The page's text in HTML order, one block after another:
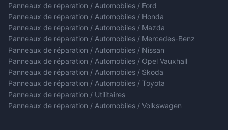
Panneaux de réparation / Automobiles / Ford
Panneaux de réparation / Automobiles / Honda
Panneaux de réparation / Automobiles / Mazda
Panneaux de réparation / Automobiles / Mercedes-Benz
Panneaux de réparation / Automobiles / Nissan
Panneaux de réparation / Automobiles / Opel Vauxhall
Panneaux de réparation / Automobiles / Skoda
Panneaux de réparation / Automobiles / Toyota
Panneaux de réparation / Utilitaires
Panneaux de réparation / Automobiles / Volkswagen